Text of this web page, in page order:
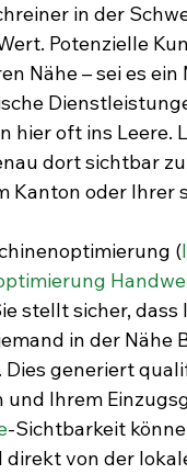
in der
Potenzielle
Nähe – sei es
hier oft ins Leere.
dort sichtbar
Kanton oder Ihrer
(
stellt sicher,
in der
generiert
Ihrem
-Sichtbarkeit
von der